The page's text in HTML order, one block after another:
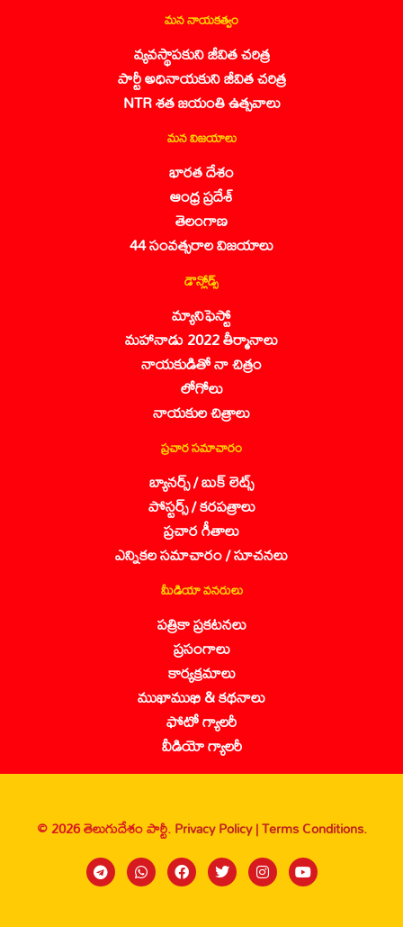
మన నాయకత్వం
వ్యవస్థాపకుని జీవిత చరిత్ర
పార్టీ అధినాయకుని జీవిత చరిత్ర
NTR శత జయంతి ఉత్సవాలు
మన విజయాలు
భారత దేశం
ఆంధ్ర ప్రదేశ్
తెలంగాణ
44 సంవత్సరాల విజయాలు
డౌన్లోడ్స్
మ్యానిఫెస్టో
మహానాడు 2022 తీర్మానాలు
నాయకుడితో నా చిత్రం
లోగోలు
నాయకుల చిత్రాలు
ప్రచార సమాచారం
బ్యానర్స్ / బుక్ లెట్స్
పోస్టర్స్ / కరపత్రాలు
ప్రచార గీతాలు
ఎన్నికల సమాచారం / సూచనలు
మీడియా వనరులు
పత్రికా ప్రకటనలు
ప్రసంగాలు
కార్యక్రమాలు
ముఖాముఖి & కథనాలు
ఫోటో గ్యాలరీ
వీడియో గ్యాలరీ
© 2026 తెలుగుదేశం పార్టీ.Privacy Policy |Terms Conditions.